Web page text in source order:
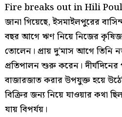
Fire breaks out in Hili
জানা গিয়েছে, ইসমাইলপুরের
বছর আগে ঋণ নিয়ে নিজের
তোলেন। প্রায় দু’মাস আগে তিনি
প্রতিপালন শুরু করেন। দীর্ঘদিনের
বাজারজাত করার উপযুক্ত হয়ে
বিক্রির জন্য নিয়ে যাওয়ার কথা
যায় বিপর্যয়।